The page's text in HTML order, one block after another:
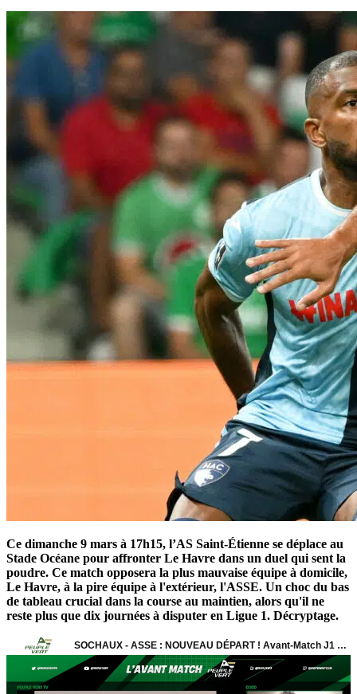
Ce dimanche 9 mars à 17h15, l’AS Saint-Étienne se déplace au
Stade Océane pour affronter Le Havre dans un duel qui sent la
poudre. Ce match opposera la plus mauvaise équipe à domicile,
Le Havre, à la pire équipe à l'extérieur, l'ASSE. Un choc du bas
de tableau crucial dans la course au maintien, alors qu'il ne
reste plus que dix journées à disputer en Ligue 1. Décryptage.